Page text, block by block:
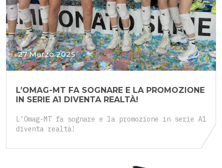
27 Marzo 2025
L’OMAG-MT FA SOGNARE E LA PROMOZIONE
IN SERIE A1 DIVENTA REALTÀ!
L’Omag-MT fa sognare e la promozione in serie A1
diventa realtà!